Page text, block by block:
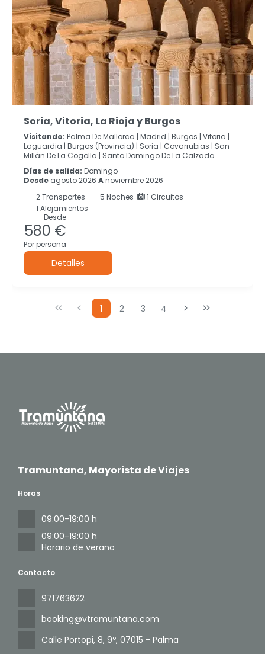
Soria, Vitoria, La Rioja y Burgos
Visitando: Palma De Mallorca | Madrid | Burgos | Vitoria |
Laguardia | Burgos (Provincia) | Soria | Covarrubias | San
Millán De La Cogolla | Santo Domingo De La Calzada
Días de salida: Domingo
Desde agosto 2026 Anoviembre 2026
2Transportes 5 Noches
1 Circuitos
1 Alojamientos
Desde
580 €
Por persona
Detalles
1 2 3 4
Tramuntana, Mayorista de Viajes
Contacto
971763622
booking@vtramuntana.com
Calle Portopi, 8, 9º, 07015 - Palma
Horas
09:00-19:00 h
09:00-19:00 h
Horario de verano